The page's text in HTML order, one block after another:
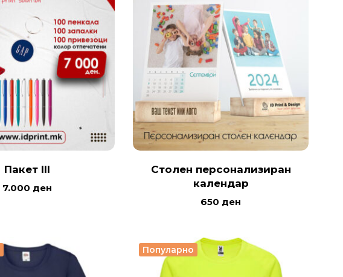
Пакет III
7.000 ден
Столен персонализиран
календар
650 ден
Популарно